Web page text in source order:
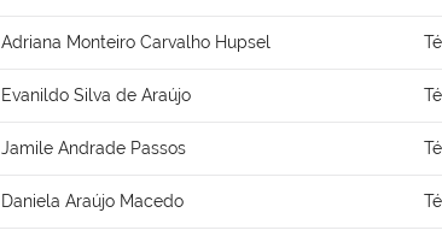
Adriana Monteiro Carvalho Hupsel
Evanildo Silva de Araújo
Jamile Andrade Passos
Daniela Araújo Macedo